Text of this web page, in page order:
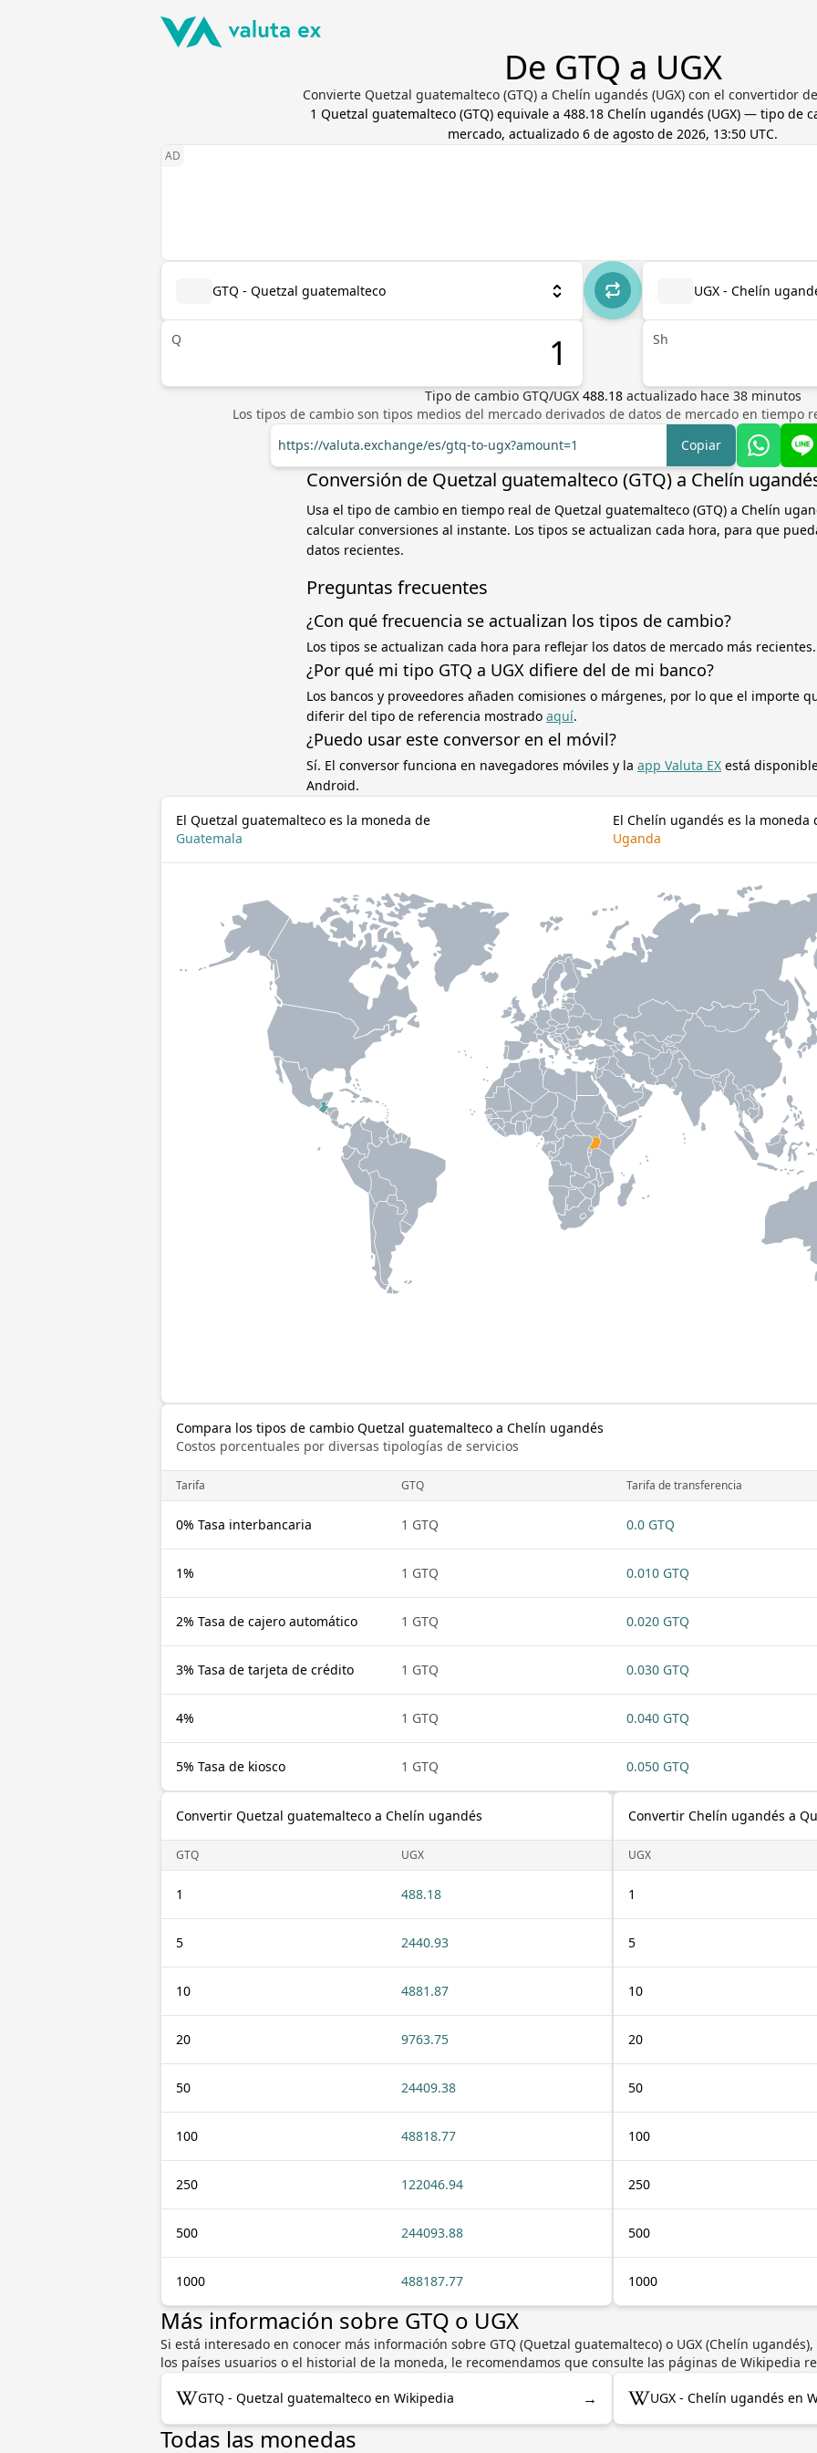
De GTQ a UGX
Convierte Quetzal guatemalteco (GTQ) a Chelín ugandés (UGX) con el convertidor
1 Quetzal guatemalteco(GTQ) equivale a 488.18 Chelín ugandés (UGX) — tipo de
mercado, actualizado 6 de agosto de 2026, 13:50 UTC.
GTQ - Quetzal guatemalteco
Q
UGX - Chelín
Sh
Tipo de cambio GTQ/UGX 488.18 actualizado hace 38minutos
Los tipos de cambio son tipos medios del mercado derivados de datos de mercado en tiempo
https://valuta.exchange/es/gtq-to-ugx?amount=1
Copiar
Conversión de Quetzal guatemalteco (GTQ) a Chelín
Usa el tipo de cambio en tiempo real de Quetzal guatemalteco (GTQ) a Chelín
calcular conversiones al instante. Los tipos se actualizan cada hora, para que
datos recientes.
Preguntas frecuentes
¿Con qué frecuencia se actualizan los tipos de cambio?
Los tipos se actualizan cada hora para reflejar los datos de mercado más recientes.
¿Por qué mi tipo GTQ a UGX difiere del de mi banco?
Los bancos y proveedores añaden comisiones o márgenes, por lo que el importe
diferir del tipo de referencia mostrado aquí.
¿Puedo usar este conversor en el móvil?
Sí. El conversor funciona en navegadores móviles y la app Valuta EX está
Android.
El Quetzal guatemalteco es la moneda de
Guatemala
El Chelín ugandés es la moneda
Uganda
Compara los tipos de cambio Quetzal guatemalteco a Chelín ugandés
Costos porcentuales por diversas tipologías de servicios
Tarifa GTQ Tarifa de transferencia
0% Tasa interbancaria 1 GTQ 0.0 GTQ
1% 1 GTQ 0.010 GTQ
2% Tasa de cajero automático 1 GTQ 0.020 GTQ
3% Tasa de tarjeta de crédito 1 GTQ 0.030 GTQ
4% 1 GTQ 0.040 GTQ
5% Tasa de kiosco 1 GTQ 0.050 GTQ
Convertir Quetzal guatemalteco a Chelín ugandés
GTQ UGX
1 488.18
5 2440.93
10 4881.87
20 9763.75
50 24409.38
100 48818.77
250 122046.94
500 244093.88
1000 488187.77
Convertir Chelín ugandés a
UGX
1
5
10
20
50
100
250
500
1000
Más información sobre GTQ o UGX
Si está interesado en conocer más información sobre GTQ (Quetzal guatemalteco) o UGX (Chelín
los países usuarios o el historial de la moneda, le recomendamos que consulte las páginas de Wikipedia
GTQ - Quetzal guatemalteco en Wikipedia → UGX - Chelín ugandés en
Todas las monedas